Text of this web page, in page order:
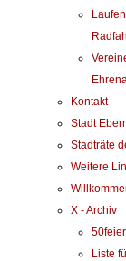
Kontakt
Stadt
Stadträte
Weitere
X - Archiv
50feier
Liste